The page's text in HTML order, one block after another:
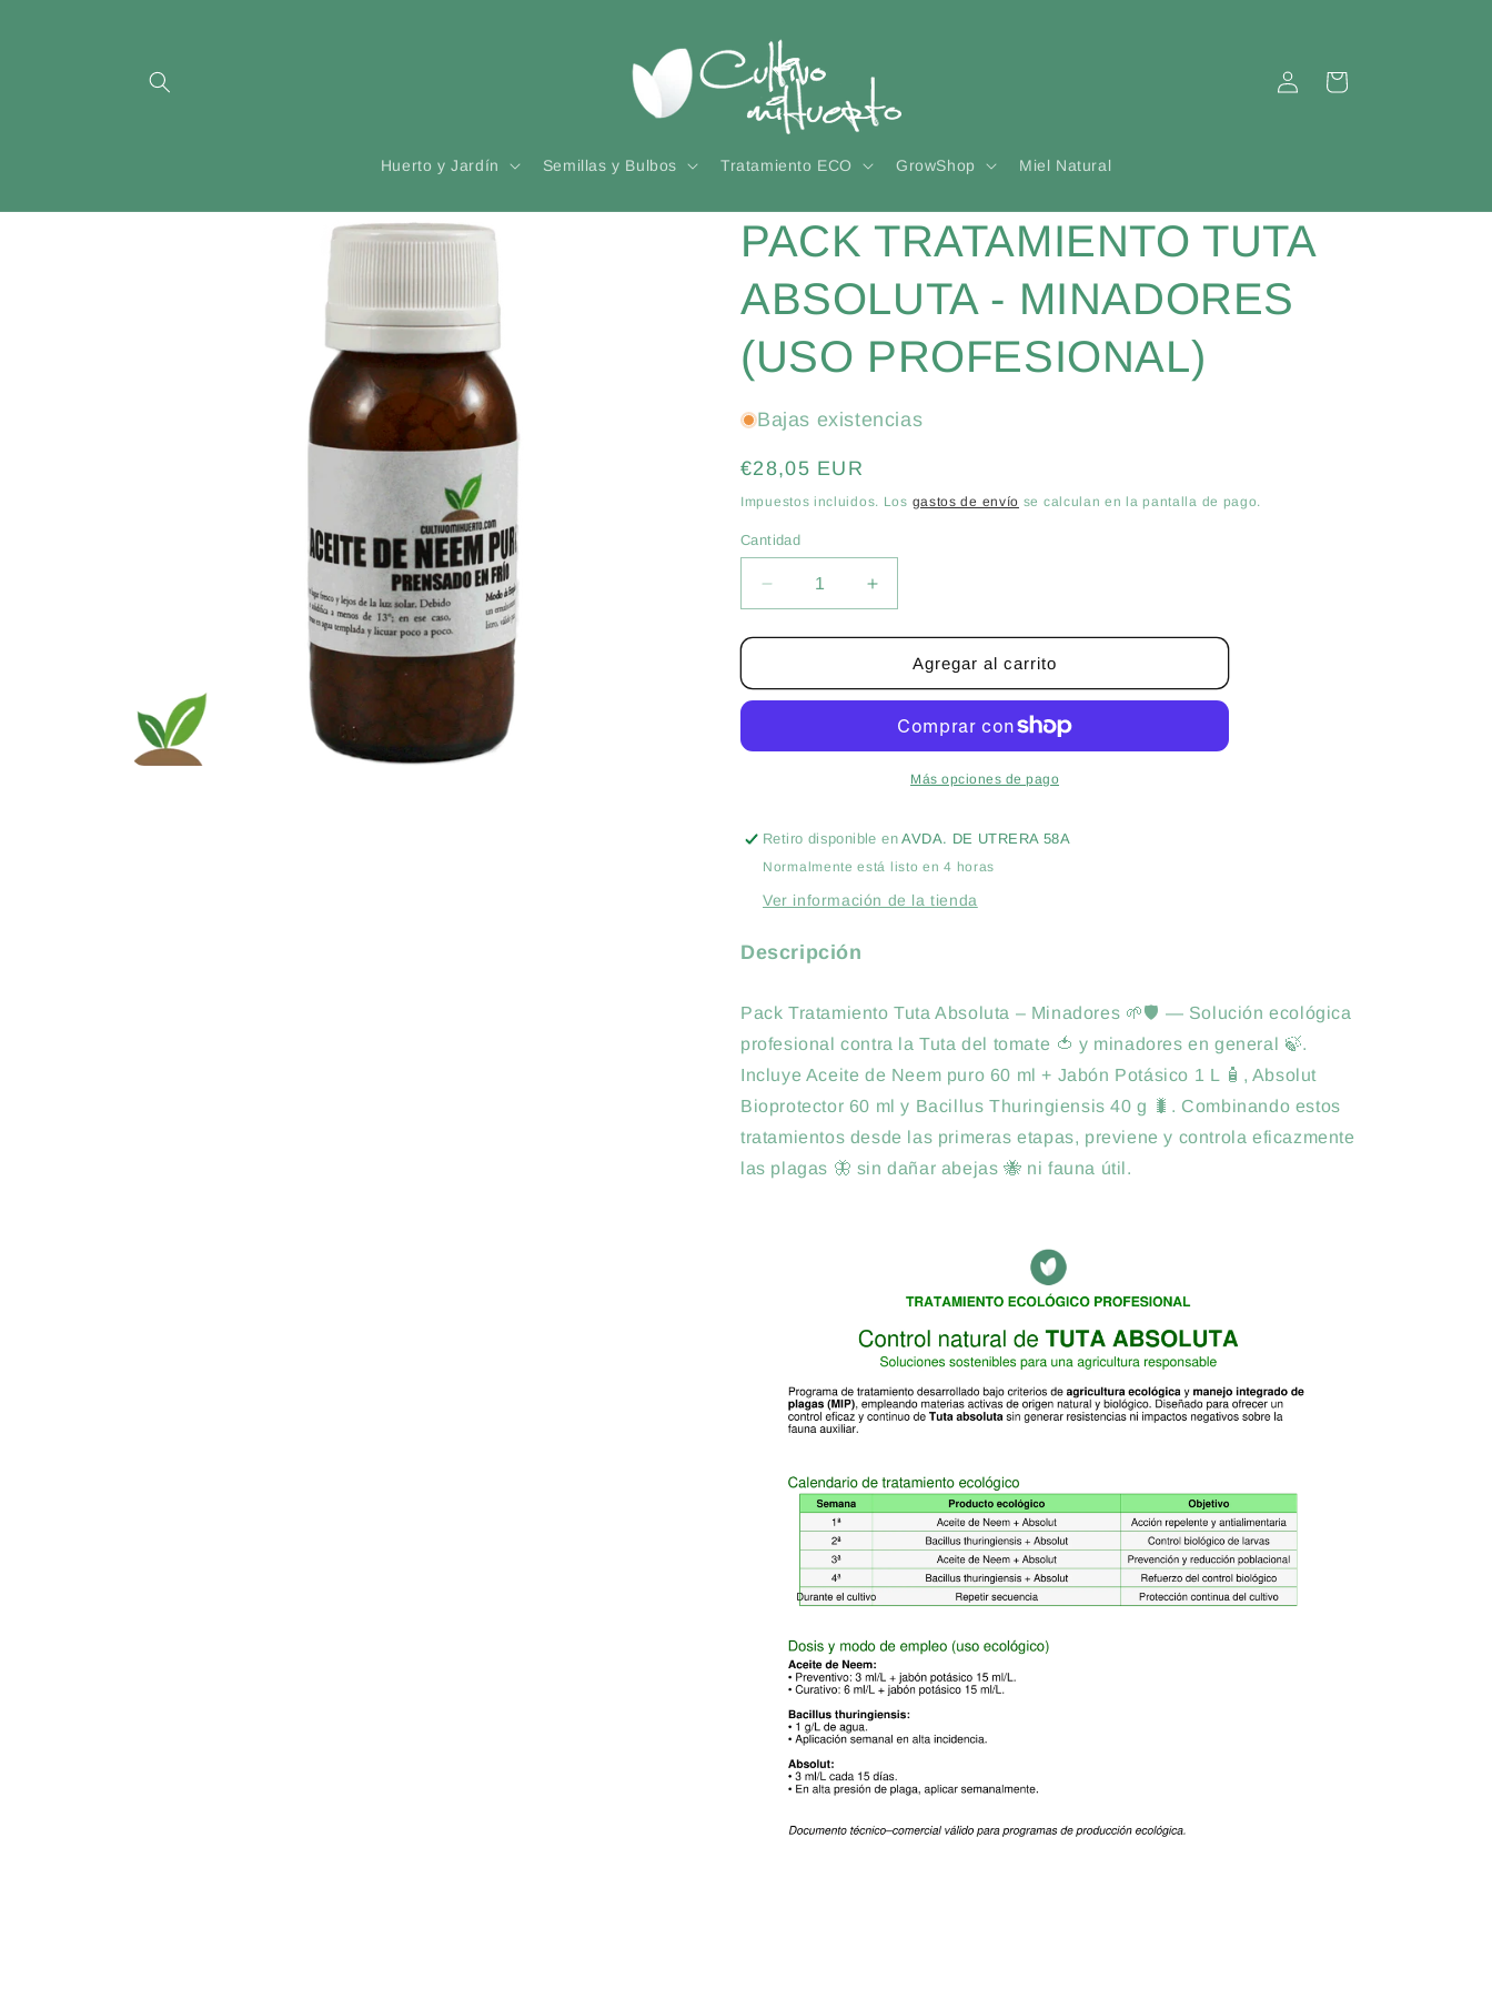
Huerto y Jardín Semillas y Bulbos Tratamiento ECO GrowShop Miel Natural
sesión
Carrito
directamente
PACK TRATAMIENTO TUTA
ABSOLUTA - MINADORES
(USO PROFESIONAL)
Bajas existencias
Precio
habitual
€28,05 EUR
Impuestos incluidos. Los gastos de envío se calculan en la pantalla de pago.
Cantidad
Cantidad
Reducir
cantidad
para
TRATAMIENTO
-
Aumentar
cantidad
para
PACK
TRATAMIENTO
ABSOLUTA
-
MINADORES
Agregar al carrito
Más opciones de pago
Retiro disponible enAVDA. DE UTRERA 58A
Normalmente está listo en 4 horas
Ver información de la tienda
Descripción
Pack Tratamiento Tuta Absoluta – Minadores 🌱🛡️ — Solución ecológica
profesional contra la Tuta del tomate 🍅 y minadores en general 🍃.
Incluye Aceite de Neem puro 60 ml + Jabón Potásico 1 L 🧴, Absolut
Bioprotector 60 ml y Bacillus Thuringiensis 40 g 🐛. Combinando estos
tratamientos desde las primeras etapas, previene y controla eficazmente
las plagas 🦋 sin dañar abejas 🐝 ni fauna útil.